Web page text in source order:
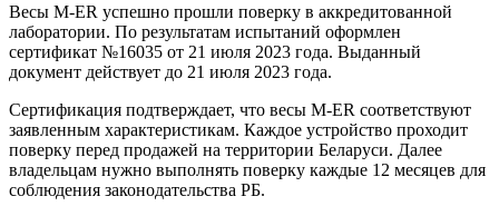
Весы M-ER успешно прошли поверку в аккредитованной
лаборатории. По результатам испытаний оформлен
сертификат №16035 от 21 июля 2023 года. Выданный
документ действует до 21 июля 2023 года.
Сертификация подтверждает, что весы M-ER соответствуют
заявленным характеристикам. Каждое устройство проходит
поверку перед продажей на территории Беларуси. Далее
владельцам нужно выполнять поверку каждые 12 месяцев для
соблюдения законодательства РБ.